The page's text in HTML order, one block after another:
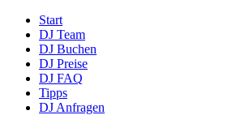
Start
DJ Team
DJ Buchen
DJ Preise
DJ FAQ
Tipps
DJ Anfragen